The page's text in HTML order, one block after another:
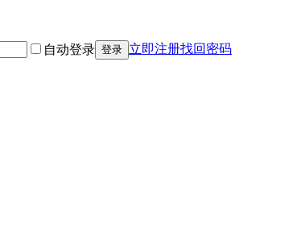
自动登录 登录 立即注册找回密码